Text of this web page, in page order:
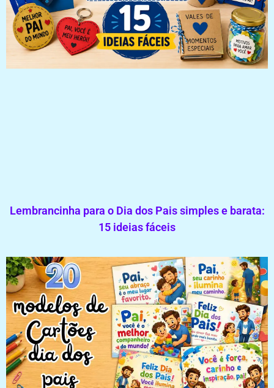
Lembrancinha para o Dia dos Pais simples e barata:
15 ideias fáceis